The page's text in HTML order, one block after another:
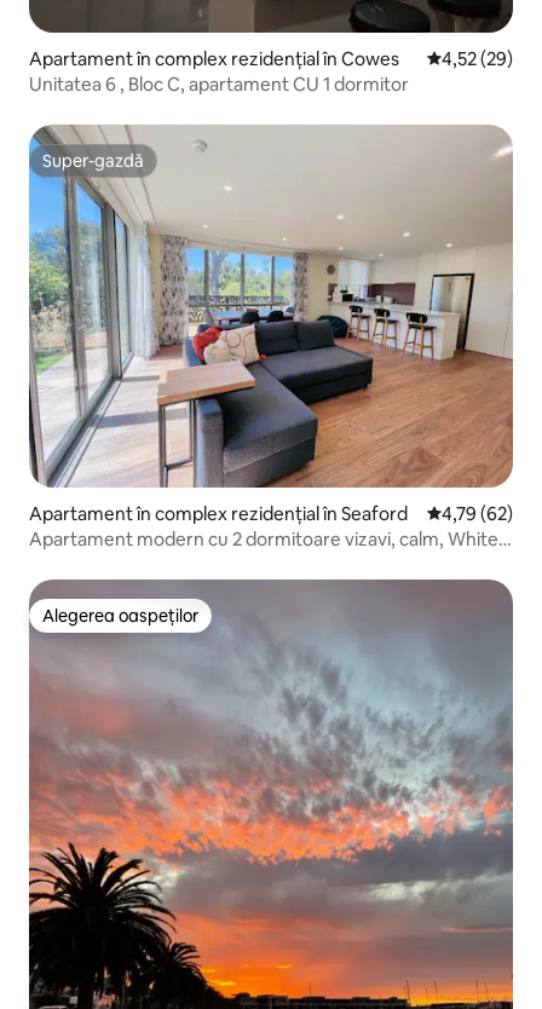
Apartament în complex rezidențial în Cowes Scor mediu
4,52 (29)
Unitatea 6 , Bloc C, apartament CU 1 dormitor
Super-gazdă
Super-gazdă
Apartament în complex rezidențial în Seaford Scor mediu
4,79 (62)
Apartament modern cu 2 dormitoare vizavi, calm, White
Alegerea oaspeților
Alegerea oaspeților